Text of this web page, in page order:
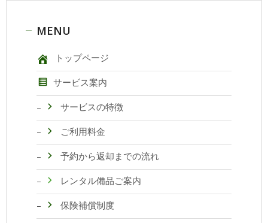
MENU
トップページ
サービス案内
サービスの特徴
ご利用料金
予約から返却までの流れ
レンタル備品ご案内
保険補償制度